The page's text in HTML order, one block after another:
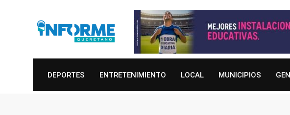
DEPORTES ENTRETENIMIENTO LOCAL MUNICIPIOS